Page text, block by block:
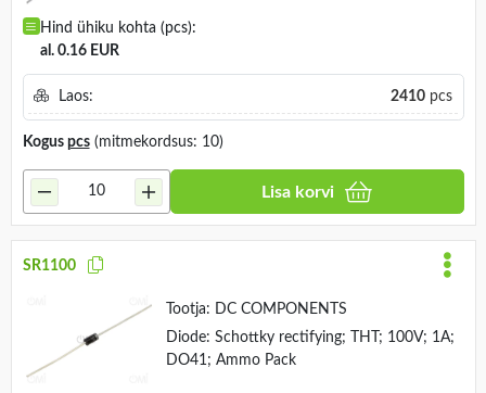
Hind ühiku kohta (pcs):
al. 0.16 EUR
Laos: 2410pcs
Kogus pcs(mitmekordsus: 10)
Lisa korvi
SR1100
Tootja: DC COMPONENTS
Diode: Schottky rectifying; THT; 100V; 1A;
DO41; Ammo Pack